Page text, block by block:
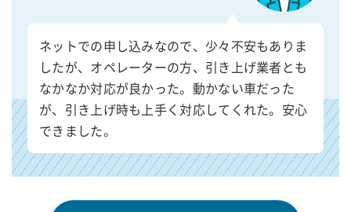
ネットでの申し込みなので、少々不安もありま
したが、オペレーターの方、引き上げ業者とも
なかなか対応が良かった。動かない車だった
が、引き上げ時も上手く対応してくれた。安心
できました。